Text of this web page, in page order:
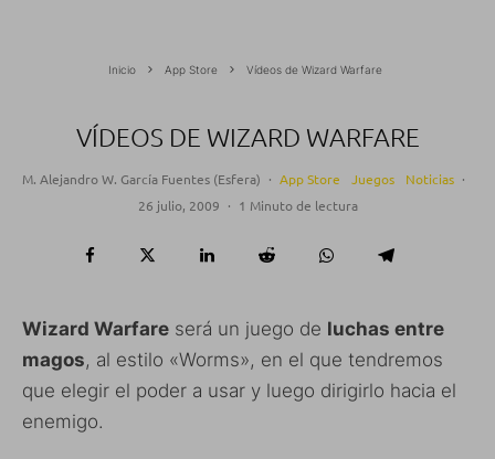
Inicio App Store Vídeos de Wizard Warfare
VÍDEOS DE WIZARD WARFARE
M. Alejandro W. García Fuentes (Esfera) · App Store Juegos Noticias ·
26 julio, 2009 · 1 Minuto de lectura
Wizard Warfare será un juego de luchas entre
magos, al estilo «Worms», en el que tendremos
que elegir el poder a usar y luego dirigirlo hacia el
enemigo.